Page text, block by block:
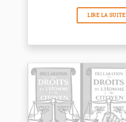
LIRE LA SUITE